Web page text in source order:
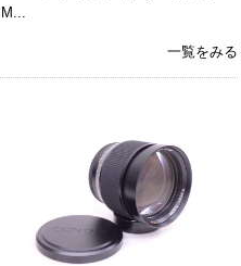
M...
一覧をみる